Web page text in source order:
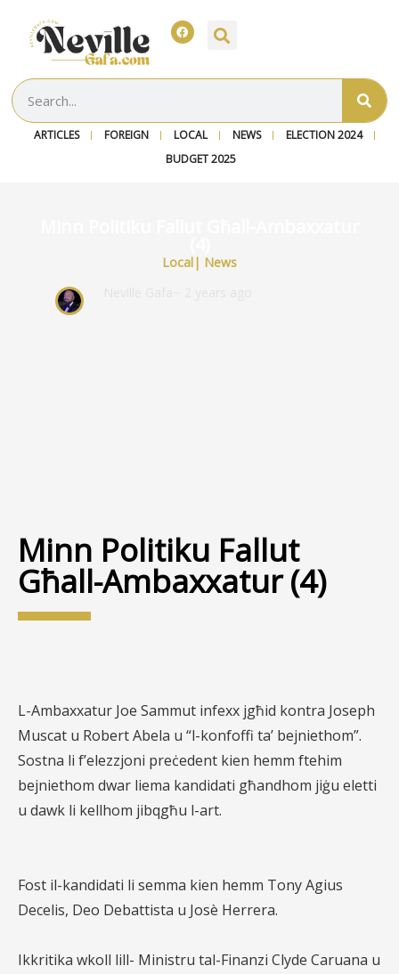
ARTICLES FOREIGN LOCAL NEWS
ELECTION 2024
BUDGET 2025
Local | News
Minn Politiku Fallut
Għall-Ambaxxatur (4)
L-Ambaxxatur Joe Sammut infexx jgħid kontra Joseph
Muscat u Robert Abela u “l-konfoffi ta’ bejniethom”.
Sostna li f’elezzjoni preċedent kien hemm ftehim
bejniethom dwar liema kandidati għandhom jiġu eletti
u dawk li kellhom jibqgħu l-art.
Fost il-kandidati li semma kien hemm Tony Agius
Decelis, Deo Debattista u Josè Herrera.
Ikkritika wkoll lill- Ministru tal-Finanzi Clyde Caruana u